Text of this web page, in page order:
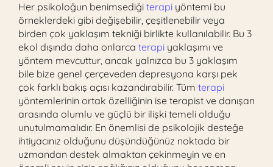
Her psikoloğun benimsediği terapi yöntemi bu
örneklerdeki gibi değişebilir, çeşitlenebilir veya
birden çok yaklaşım tekniği birlikte kullanılabilir. Bu 3
ekol dışında daha onlarca terapi yaklaşımı ve
yöntem mevcuttur, ancak yalnızca bu 3 yaklaşım
bile bize genel çerçeveden depresyona karşı pek
çok farklı bakış açısı kazandırabilir. Tüm terapi
yöntemlerinin ortak özelliğinin ise terapist ve danışan
arasında olumlu ve güçlü bir ilişki temeli olduğu
unutulmamalıdır. En önemlisi de psikolojik desteğe
ihtiyacınız olduğunu düşündüğünüz noktada bir
uzmandan destek almaktan çekinmeyin ve en